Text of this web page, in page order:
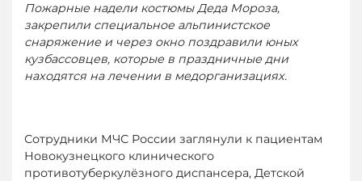
Пожарные надели костюмы Деда Мороза,
закрепили специальное альпинистское
снаряжение и через окно поздравили юных
кузбассовцев, которые в праздничные дни
находятся на лечении в медорганизациях.
Сотрудники МЧС России заглянули к пациентам
Новокузнецкого клинического
противотуберкулёзного диспансера, Детской